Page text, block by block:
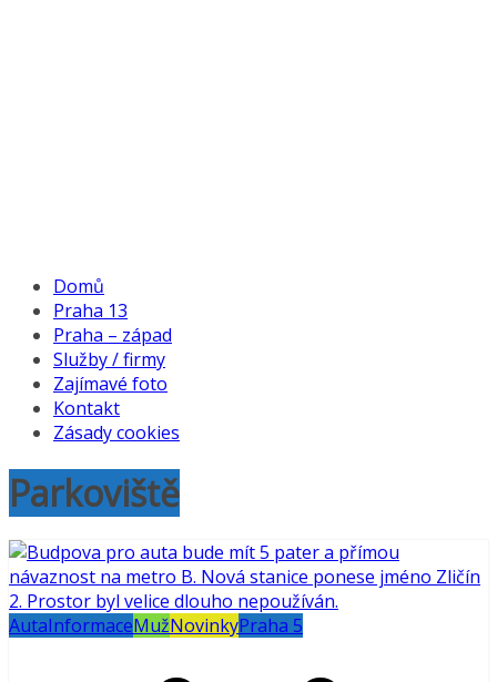
Domů
Praha 13
Praha – západ
Služby / firmy
Zajímavé foto
Kontakt
Zásady cookies
Parkoviště
AutaInformaceMužNovinkyPraha 5